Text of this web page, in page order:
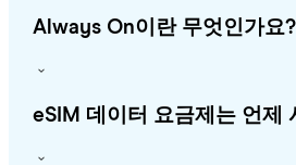
Always On이란 무엇인가요?
eSIM 데이터 요금제는 언제